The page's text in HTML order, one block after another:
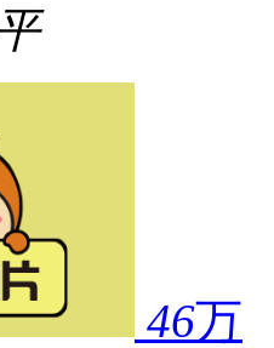
46万